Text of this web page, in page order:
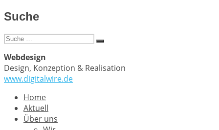
Suche
Suche
Suchen
Webdesign
Design, Konzeption & Realisation
www.digitalwire.de
Home
Aktuell
Über uns